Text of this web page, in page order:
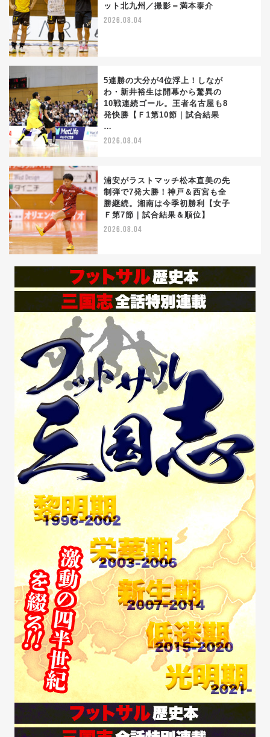
ット北九州／撮影＝満本泰介
2026.08.04
5連勝の大分が4位浮上！しなが
わ・新井裕生は開幕から驚異の
10戦連続ゴール。王者名古屋も8
発快勝【Ｆ1第10節｜試合結果
…
2026.08.04
浦安がラストマッチ松本直美の先
制弾で7発大勝！神戸＆西宮も全
勝継続。湘南は今季初勝利【女子
Ｆ第7節｜試合結果＆順位】
2026.08.04